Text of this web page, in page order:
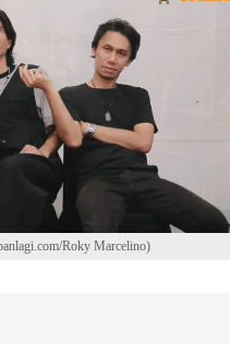
Roky Marcelino)